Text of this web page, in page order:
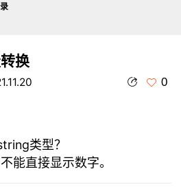
换
0
类型？
能直接显示数字。